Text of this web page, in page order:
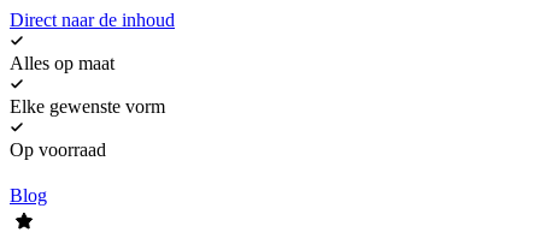
Direct naar de inhoud
Alles op maat
Elke gewenste vorm
Op voorraad
Blog